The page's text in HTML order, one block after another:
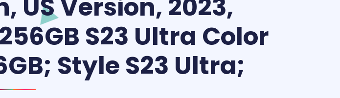
US Version, 2023,
S23 Ultra Color
Style S23 Ultra;